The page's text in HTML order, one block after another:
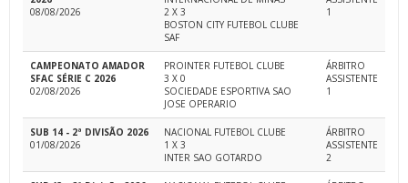
08/08/2026
2 X 3
BOSTON CITY FUTEBOL CLUBE
SAF
1
CAMPEONATO AMADOR
SFAC SÉRIE C 2026
02/08/2026
PROINTER FUTEBOL CLUBE
3 X 0
SOCIEDADE ESPORTIVA SAO
JOSE OPERARIO
ÁRBITRO
ASSISTENTE
1
SUB 14 - 2ª DIVISÃO 2026
01/08/2026
NACIONAL FUTEBOL CLUBE
1 X 3
INTER SAO GOTARDO
ÁRBITRO
ASSISTENTE
2